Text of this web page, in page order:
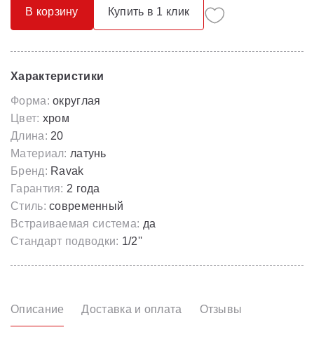
В корзину Купить в 1 клик
Характеристики
Форма: округлая
Цвет: хром
Длина: 20
Материал: латунь
Бренд: Ravak
Гарантия: 2 года
Стиль: современный
Встраиваемая система: да
Стандарт подводки: 1/2''
Описание Доставка и оплата Отзывы